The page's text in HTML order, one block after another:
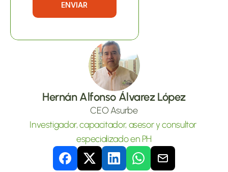
ENVIAR
Hernán Alfonso Álvarez López
CEO Asurbe
Investigador, capacitador, asesor y consultor
especializado en PH